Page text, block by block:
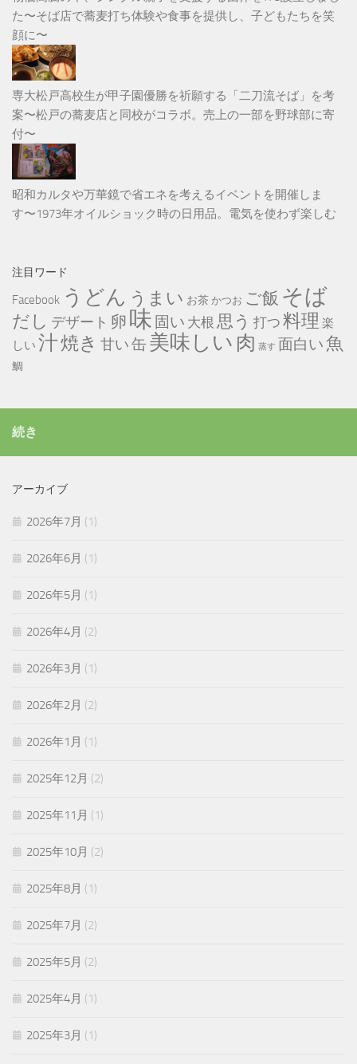
た〜そば店で蕎麦打ち体験や食事を提供し、子どもたちを笑
顔に〜
専大松戸高校生が甲子園優勝を祈願する「二刀流そば」を考
案〜松戸の蕎麦店と同校がコラボ。売上の一部を野球部に寄
付〜
昭和カルタや万華鏡で省エネを考えるイベントを開催しま
す〜1973年オイルショック時の日用品。電気を使わず楽しむ
注目ワード
Facebook うどん うまい お茶 かつお ご飯 そば
だし デザート 卵 味 固い 大根 思う 打つ 料理 楽
しい 汁焼き 甘い缶美味しい 肉 蒸す 面白い 魚
鯛
続き
アーカイブ
2026年7月 (1)
2026年6月 (1)
2026年5月 (1)
2026年4月 (2)
2026年3月 (1)
2026年2月 (2)
2026年1月 (1)
2025年12月 (2)
2025年11月 (1)
2025年10月 (2)
2025年8月 (1)
2025年7月 (2)
2025年5月 (2)
2025年4月 (1)
2025年3月 (1)